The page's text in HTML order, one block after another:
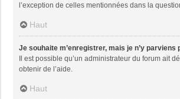
l’exception de celles mentionnées dans la
Haut
Je souhaite m’enregistrer, mais je n’y parviens
Il est possible qu’un administrateur du forum ait
obtenir de l’aide.
Haut